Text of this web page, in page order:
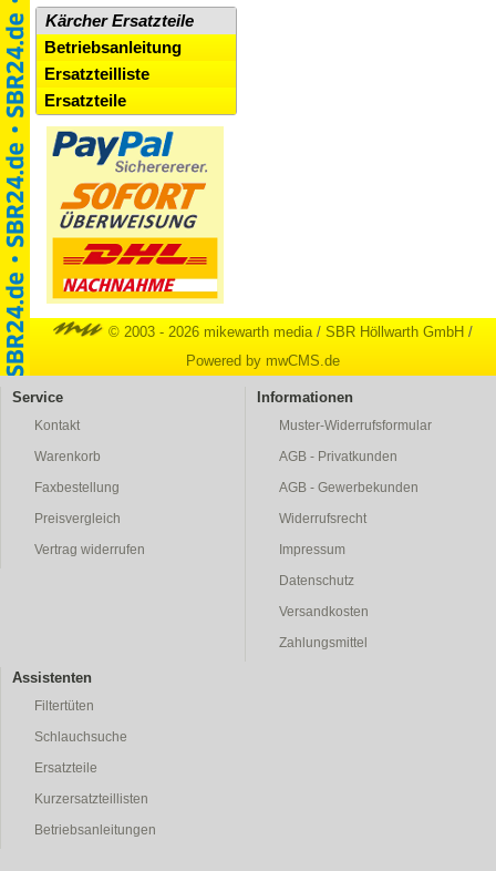
Kärcher Ersatzteile
Betriebsanleitung
Ersatzteilliste
Ersatzteile
© 2003 - 2026 mikewarth media / SBR Höllwarth GmbH /
Powered by mwCMS.de
Service
Kontakt
Warenkorb
Faxbestellung
Preisvergleich
Vertrag widerrufen
Informationen
Muster-Widerrufsformular
AGB - Privatkunden
AGB - Gewerbekunden
Widerrufsrecht
Impressum
Datenschutz
Versandkosten
Zahlungsmittel
Assistenten
Filtertüten
Schlauchsuche
Ersatzteile
Kurzersatzteillisten
Betriebsanleitungen